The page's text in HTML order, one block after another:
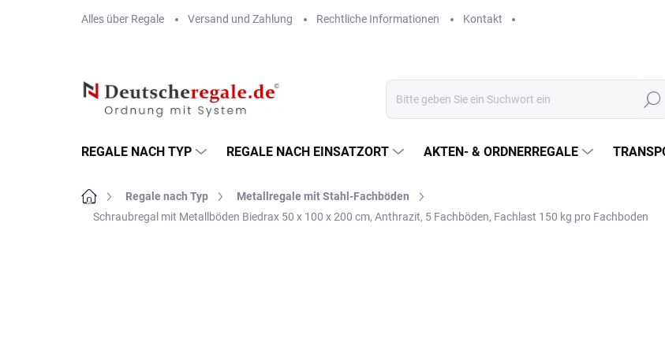
Alles über Regale Versand und Zahlung Rechtliche Informationen Kontakt
Suchen
REGALE NACH TYP REGALE NACH EINSATZORT AKTEN- & ORDNERREGALE
StartseiteRegale nach Typ
Metallregale mit Stahl-Fachböden
Schraubregal mit Metallböden Biedrax 50 x 100 x 200 cm, Anthrazit, 5 Fachböden, Fachlast 150 kg pro Fachboden